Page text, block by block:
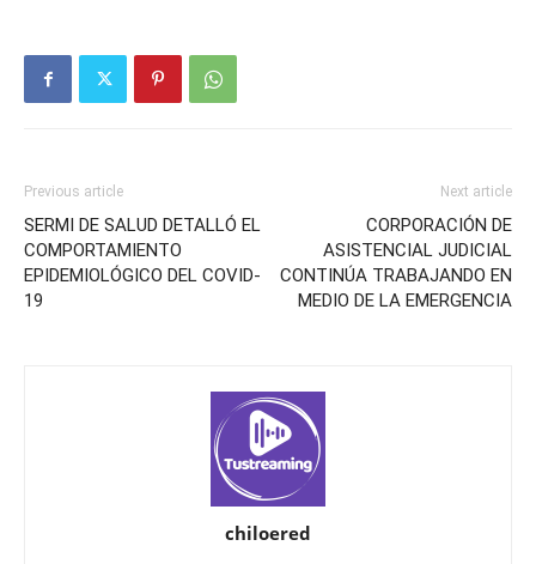
Previous article
SERMI DE SALUD DETALLÓ EL
COMPORTAMIENTO
EPIDEMIOLÓGICO DEL COVID-
19
Next article
CORPORACIÓN DE
ASISTENCIAL JUDICIAL
CONTINÚA TRABAJANDO EN
MEDIO DE LA EMERGENCIA
chiloered